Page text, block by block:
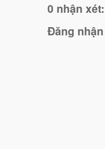
0 nhận xét:
Đăng